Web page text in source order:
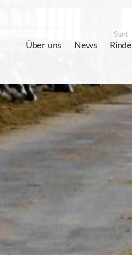
Start
Über uns News